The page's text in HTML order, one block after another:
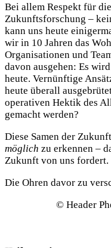
Bei allem Respekt für
Zukunftsforschung –
kann uns heute
wir in 10 Jahren das
Organisationen und
davon ausgehen: Es
heute. Vernünftige
heute überall
operativen Hektik des
gemacht werden?
Diese Samen der Zukunft
möglich zu erkennen –
Zukunft von uns fordert.
Die Ohren davor zu
© Header